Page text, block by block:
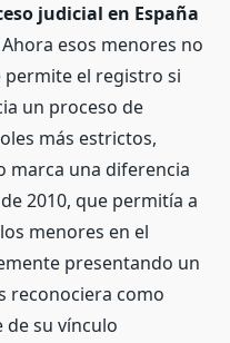
judicial en España
hora esos menores no
permite el registro si
un proceso de
más estrictos,
marca una diferencia
2010, que permitía a
menores en el
presentando un
reconociera como
su vínculo